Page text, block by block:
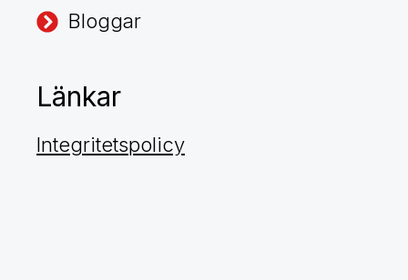
Bloggar
Länkar
Integritetspolicy